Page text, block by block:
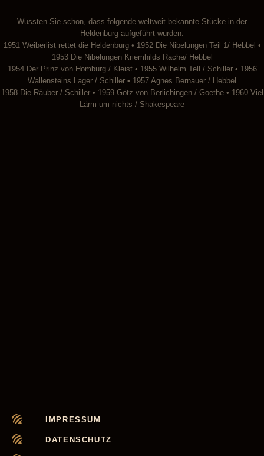
Wussten Sie schon, dass folgende weltweit bekannte Stücke in der
Heldenburg aufgeführt wurden:
1951 Weiberlist rettet die Heldenburg • 1952 Die Nibelungen Teil 1/ Hebbel •
1953 Die Nibelungen Kriemhilds Rache/ Hebbel
1954 Der Prinz von Homburg / Kleist • 1955 Wilhelm Tell / Schiller • 1956
Wallensteins Lager / Schiller • 1957 Agnes Bernauer / Hebbel
1958 Die Räuber / Schiller • 1959 Götz von Berlichingen / Goethe • 1960 Viel
Lärm um nichts / Shakespeare
IMPRESSUM
DATENSCHUTZ